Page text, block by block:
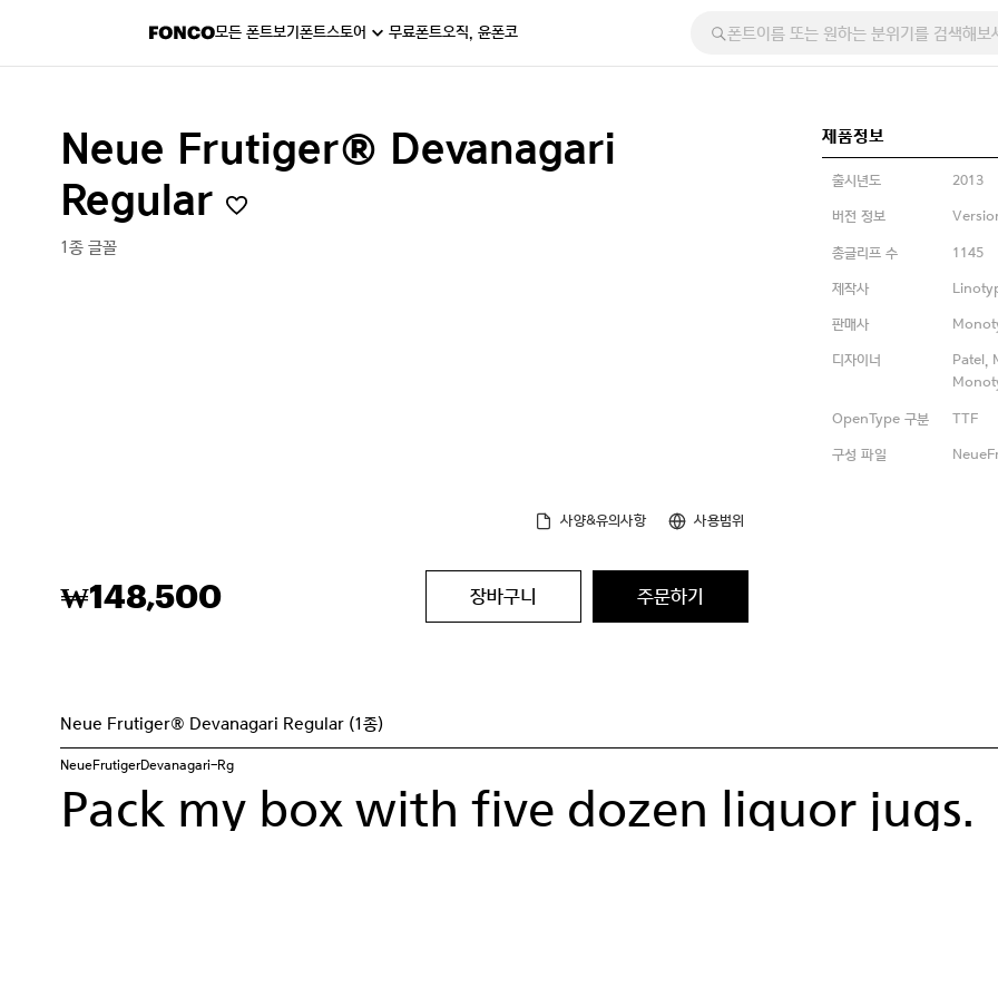
모든 폰트보기폰트스토어 무료폰트오직, 윤폰코
Neue Frutiger® Devanagari
Regular
1종 글꼴
제품정보
출시년도 2013
버전 정보
총글리프 수 1145
제작사
판매사
디자이너
Patel,
OpenType 구분 TTF
구성 파일
사양&유의사항 사용범위
₩148,500 장바구니 주문하기
Neue Frutiger® Devanagari Regular (1종)
NeueFrutigerDevanagari-Rg
Pack my box with five dozen liquor jugs.